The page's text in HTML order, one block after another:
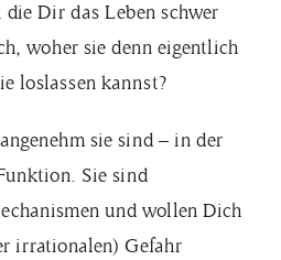
Dir das Leben schwer
woher sie denn eigentlich
loslassen kannst?
sie sind – in der
Siesind
und wollen Dich
irrationalen) Gefahr